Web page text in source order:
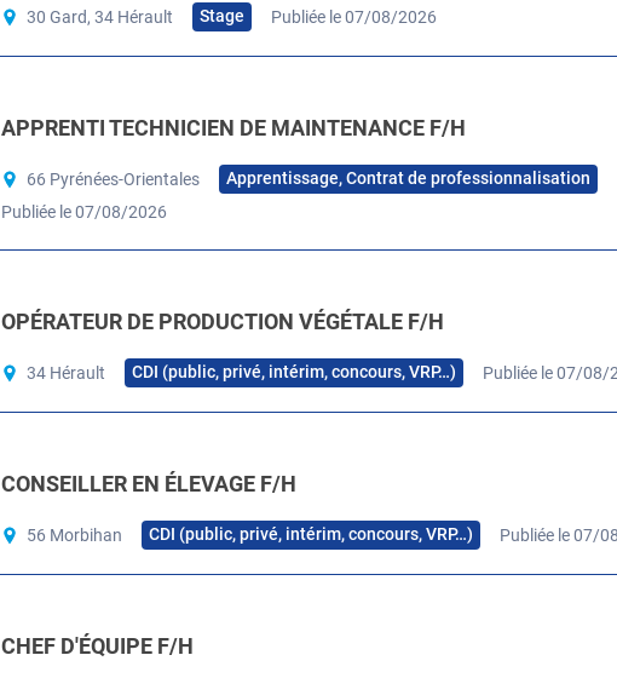
30 Gard, 34 Hérault Stage Publiée le 07/08/2026
APPRENTI TECHNICIEN DE MAINTENANCE F/H
66 Pyrénées-Orientales
Apprentissage, Contrat de professionnalisation
Publiée le 07/08/2026
OPÉRATEUR DE PRODUCTION VÉGÉTALE F/H
34 Hérault CDI (public, privé, intérim, concours, VRP…) Publiée le 07/08/
CONSEILLER EN ÉLEVAGE F/H
56 Morbihan CDI (public, privé, intérim, concours, VRP…) Publiée le 07/
CHEF D'ÉQUIPE F/H